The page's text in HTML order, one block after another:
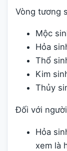
Vòng tương
Mộc
Hỏa
Thổ
Kim
Thủy
Đối với
Hỏa
xem là